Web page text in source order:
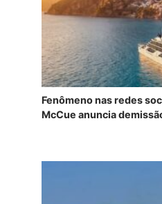
Fenômeno nas redes
McCue anuncia